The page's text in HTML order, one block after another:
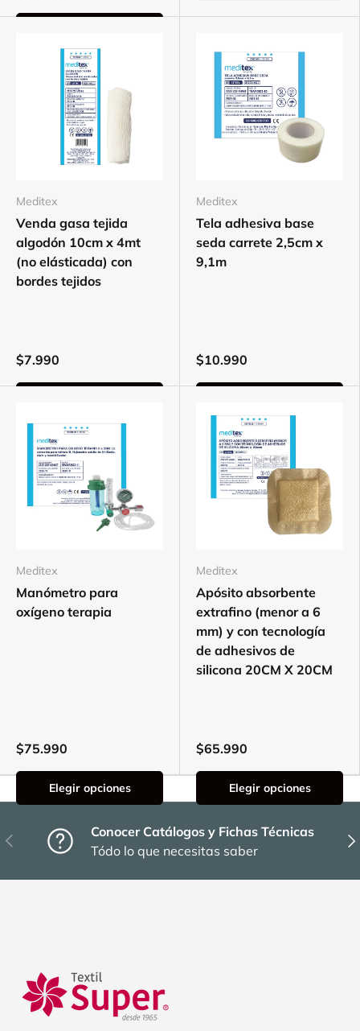
Meditex
Venda gasa tejida
algodón 10cm x 4mt
(no elásticada) con
bordes tejidos
$7.990
Meditex
Tela adhesiva base
seda carrete 2,5cm x
9,1m
$10.990
Meditex
Manómetro para
oxígeno terapia
$75.990
Elegir opciones
Meditex
Apósito absorbente
extrafino (menor a 6
mm) y con tecnología
de adhesivos de
silicona 20CM X 20CM
$65.990
Elegir opciones
Anterior
Conocer Catálogos y Fichas Técnicas
Tódo lo que necesitas saber